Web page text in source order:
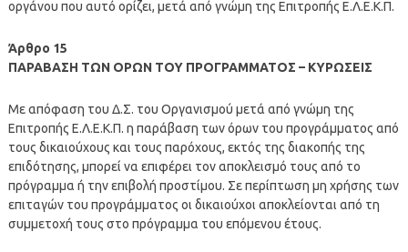
οργάνου που αυτό ορίζει, μετά από γνώμη της Επιτροπής Ε.Λ.Ε.Κ.Π.
Άρθρο 15
ΠΑΡΑΒΑΣΗ ΤΩΝ ΟΡΩΝ ΤΟΥ ΠΡΟΓΡΑΜΜΑΤΟΣ – ΚΥΡΩΣΕΙΣ
Με απόφαση του Δ.Σ. του Οργανισμού μετά από γνώμη της
Επιτροπής Ε.Λ.Ε.Κ.Π. η παράβαση των όρων του προγράμματος από
τους δικαιούχους και τους παρόχους, εκτός της διακοπής της
επιδότησης, μπορεί να επιφέρει τον αποκλεισμό τους από το
πρόγραμμα ή την επιβολή προστίμου. Σε περίπτωση μη χρήσης των
επιταγών του προγράμματος οι δικαιούχοι αποκλείονται από τη
συμμετοχή τους στο πρόγραμμα του επόμενου έτους.